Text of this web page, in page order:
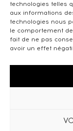
technologies telles
aux informations
technologies nous
le comportement
fait de ne pas
avoir un effet
Politique des